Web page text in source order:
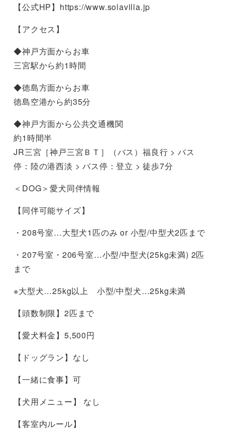
【公式HP】https://www.solavilla.jp
【アクセス】
◆神戸方面からお車
三宮駅から約1時間
◆徳島方面からお車
徳島空港から約35分
◆神戸方面から公共交通機関
約1時間半
JR三宮［神戸三宮ＢＴ］（バス）福良行 > バス
停：陸の港西淡 > バス停：登立 > 徒歩7分
＜DOG＞愛犬同伴情報
【同伴可能サイズ】
・208号室…大型犬1匹のみ or 小型/中型犬2匹まで
​・207号室・206号室…小型/中型犬(25kg未満) 2匹
まで
※大型犬…25kg以上 小型/中型犬…25kg未満
【頭数制限】2匹まで
【愛犬料金】5,500円
【ドッグラン】なし
【一緒に食事】可
【犬用メニュー】 なし
【客室内ルール】